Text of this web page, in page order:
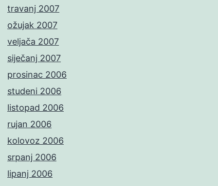
travanj 2007
ožujak 2007
veljača 2007
siječanj 2007
prosinac 2006
studeni 2006
listopad 2006
rujan 2006
kolovoz 2006
srpanj 2006
lipanj 2006